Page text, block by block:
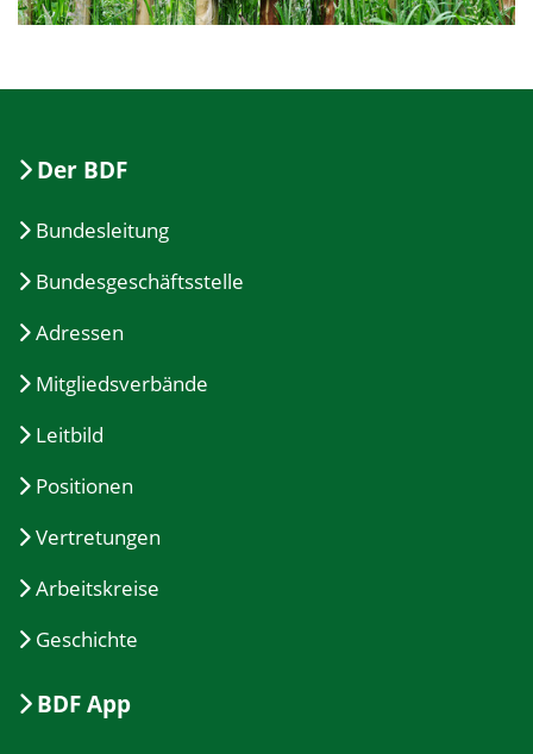
Der BDF
Bundesleitung
Bundesgeschäftsstelle
Adressen
Mitgliedsverbände
Leitbild
Positionen
Vertretungen
Arbeitskreise
Geschichte
BDF App